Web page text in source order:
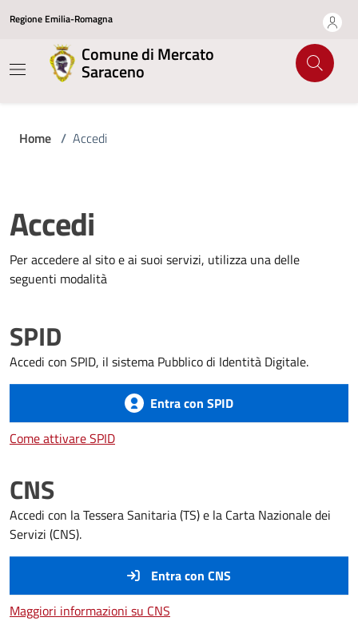
Regione Emilia-Romagna
Comune di Mercato
Saraceno
Home / Accedi
Accedi
Per accedere al sito e ai suoi servizi, utilizza una delle
seguenti modalità
SPID
Accedi con SPID, il sistema Pubblico di Identità Digitale.
Entra con SPID
Come attivare SPIDCome attivare SPID
CNS
Accedi con la Tessera Sanitaria (TS) e la Carta Nazionale dei
Servizi (CNS).
Entra con CNS
Maggiori informazioni su CNS